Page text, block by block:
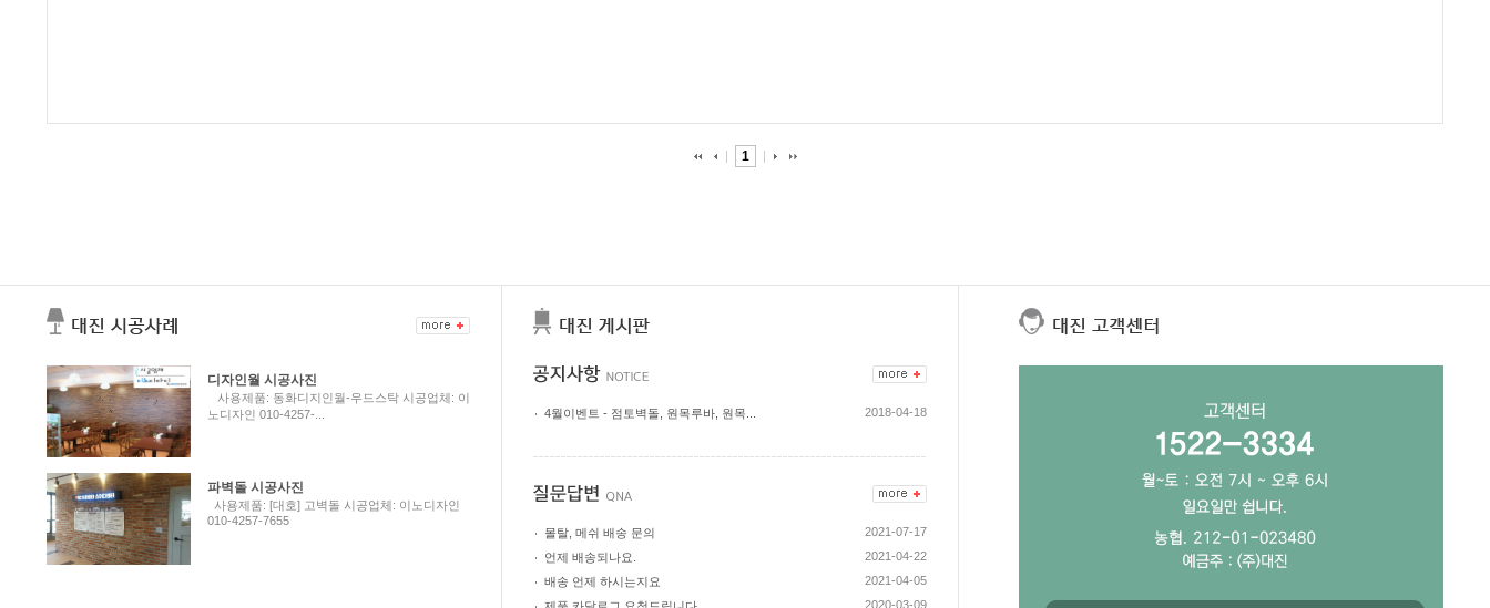
1
디자인월 시공사진
사용제품: 동화디지인월-우드스탁 시공업체: 이
노디자인 010-4257-...
파벽돌 시공사진
사용제품: [대호] 고벽돌 시공업체: 이노디자인
010-4257-7655
4월이벤트 - 점토벽돌, 원목루바, 원목... 2018-04-18
몰탈, 메쉬 배송 문의
2021-07-17
언제 배송되나요.
2021-04-22
배송 언제 하시는지요
2021-04-05
2020-03-09